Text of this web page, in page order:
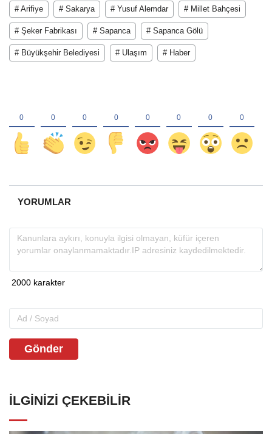
# Arifiye # Sakarya # Yusuf Alemdar # Millet Bahçesi
# Şeker Fabrikası # Sapanca # Sapanca Gölü
# Büyükşehir Belediyesi # Ulaşım # Haber
YORUMLAR
Gönder
İLGINIZI ÇEKEBILIR